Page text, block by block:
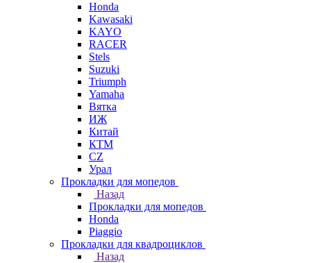
Honda
Kawasaki
KAYO
RACER
Stels
Suzuki
Triumph
Yamaha
Вятка
ИЖ
Китай
КТМ
СZ
Урал
Прокладки для мопедов
Назад
Прокладки для мопедов
Honda
Piaggio
Прокладки для квадроциклов
Назад